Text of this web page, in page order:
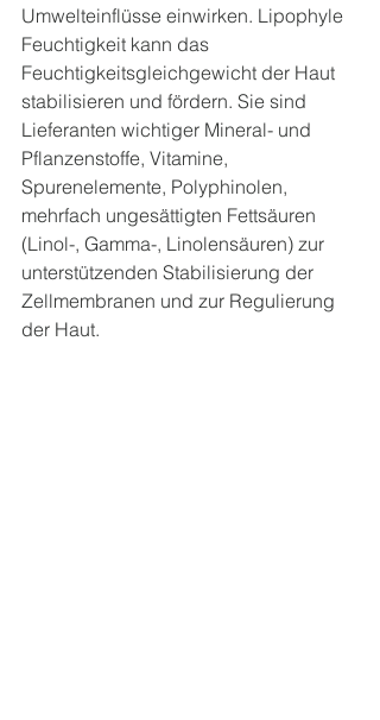
Umwelteinflüsse einwirken. Lipophyle
Feuchtigkeit kann das
Feuchtigkeitsgleichgewicht der Haut
stabilisieren und fördern. Sie sind
Lieferanten wichtiger Mineral- und
Pflanzenstoffe, Vitamine,
Spurenelemente, Polyphinolen,
mehrfach ungesättigten Fettsäuren
(Linol-, Gamma-, Linolensäuren) zur
unterstützenden Stabilisierung der
Zellmembranen und zur Regulierung
der Haut.